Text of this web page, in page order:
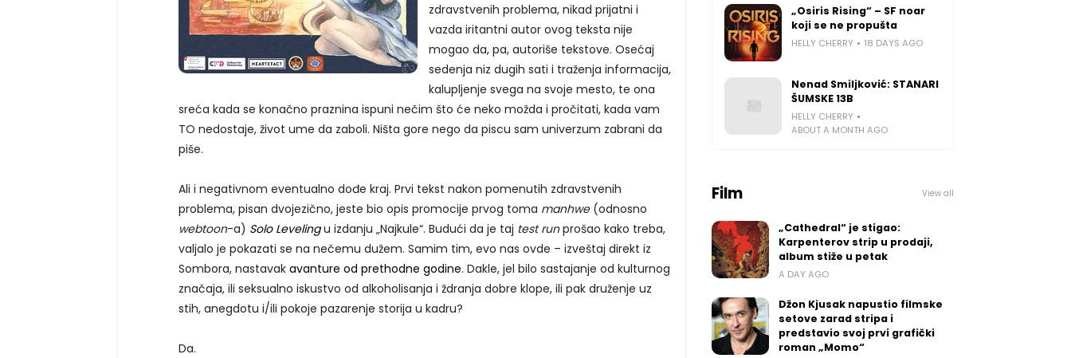
zdravstvenih problema, nikad prijatni i
vazda iritantni autor ovog teksta nije
mogao da, pa, autoriše tekstove. Osećaj
sedenja niz dugih sati i traženja informacija,
kalupljenje svega na svoje mesto, te ona
sreća kada se konačno praznina ispuni nečim što će neko možda i pročitati, kada vam
TO nedostaje, život ume da zaboli. Ništa gore nego da piscu sam univerzum zabrani da
piše.
Ali i negativnom eventualno dođe kraj. Prvi tekst nakon pomenutih zdravstvenih
problema, pisan dvojezično, jeste bio opis promocije prvog toma manhwe (odnosno
webtoon-a) Solo Levelingu izdanju „Najkule“. Budući da je taj test runprošao kako treba,
valjalo je pokazati se na nečemu dužem. Samim tim, evo nas ovde – izveštaj direkt iz
Sombora, nastavak avanture od prethodne godine. Dakle, jel bilo sastajanje od kulturnog
značaja, ili seksualno iskustvo od alkoholisanja i ždranja dobre klope, ili pak druženje uz
stih, anegdotu i/ili pokoje pazarenje storija u kadru?
Da.
„Osiris Rising“ – SF noar
koji se ne propušta
HELLY CHERRY 18 DAYS AGO
Nenad Smiljković: STANARI
ŠUMSKE 13B
HELLY CHERRY
ABOUT A MONTH AGO
Film View all
„Cathedral“ je stigao:
Karpenterov strip u prodaji,
album stiže u petak
A DAY AGO
Džon Kjusak napustio filmske
setove zarad stripa i
predstavio svoj prvi grafički
roman „Momo“